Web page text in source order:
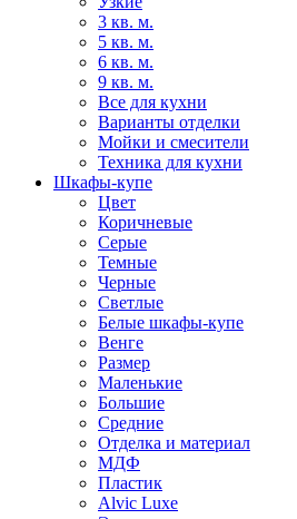
3 кв. м.
5 кв. м.
6 кв. м.
9 кв. м.
Все для кухни
Варианты отделки
Мойки и смесители
Техника для кухни
Шкафы-купе
Цвет
Коричневые
Серые
Темные
Черные
Светлые
Белые шкафы-купе
Венге
Размер
Маленькие
Большие
Средние
Отделка и материал
МДФ
Пластик
Alvic Luxe